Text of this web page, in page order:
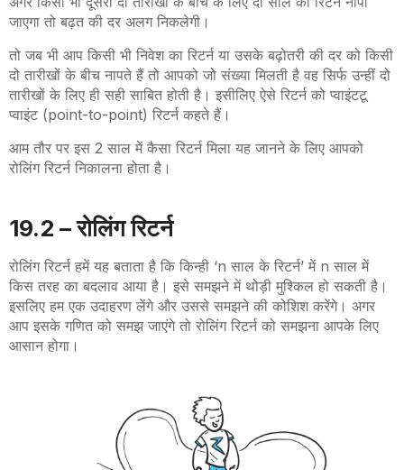
जाएगा तो बढ़त की दर अलग निकलेगी।
तो जब भी आप किसी भी निवेश का रिटर्न या उसके बढ़ोतरी की दर को किसी
दो तारीखों के बीच नापते हैं तो आपको जो संख्या मिलती है वह सिर्फ उन्हीं दो
तारीखों के लिए ही सही साबित होती है। इसीलिए ऐसे रिटर्न को प्वाइंटटू
प्वाइंट (point-to-point) रिटर्न कहते हैं।
आम तौर पर इस 2 साल में कैसा रिटर्न मिला यह जानने के लिए आपको
रोलिंग रिटर्न निकालना होता है।
19.2 – रोलिंग रिटर्न
रोलिंग रिटर्न हमें यह बताता है कि किन्ही ‘n साल के रिटर्न’ में n साल में
किस तरह का बदलाव आया है। इसे समझने में थोड़ी मुश्किल हो सकती है।
इसलिए हम एक उदाहरण लेंगे और उससे समझने की कोशिश करेंगे। अगर
आप इसके गणित को समझ जाएंगे तो रोलिंग रिटर्न को समझना आपके लिए
आसान होगा।